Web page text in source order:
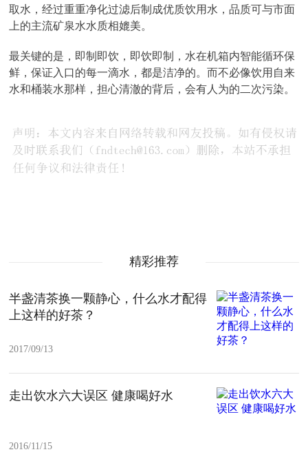
取水，经过重重净化过滤后制成优质饮用水，品质可与市面
上的主流矿泉水水质相媲美。
最关键的是，即制即饮，即饮即制，水在机箱内智能循环保
鲜，保证入口的每一滴水，都是洁净的。而不必像饮用自来
水和桶装水那样，担心清澈的背后，会有人为的二次污染。
精彩推荐
半盏清茶换一颗静心，什么水才配得
上这样的好茶？
2017/09/13
走出饮水六大误区 健康喝好水
2016/11/15